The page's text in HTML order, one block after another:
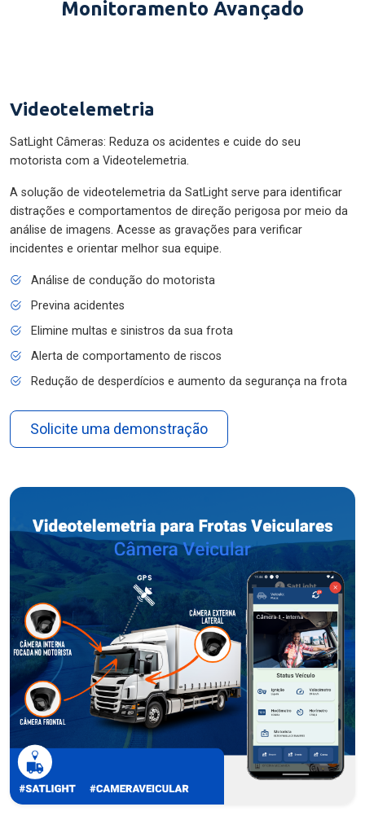
Monitoramento Avançado
Videotelemetria
SatLight Câmeras: Reduza os acidentes e cuide do seu
motorista com a Videotelemetria.
A solução de videotelemetria da SatLight serve para identificar
distrações e comportamentos de direção perigosa por meio da
análise de imagens. Acesse as gravações para verificar
incidentes e orientar melhor sua equipe.
Análise de condução do motorista
Previna acidentes
Elimine multas e sinistros da sua frota
Alerta de comportamento de riscos
Redução de desperdícios e aumento da segurança na frota
Solicite uma demonstração